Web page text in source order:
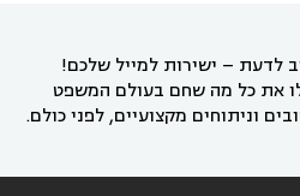
לדעת – ישירות למייל שלכם!
את כל מה שחם בעולם המשפט
וניתוחים מקצועיים, לפני כולם.